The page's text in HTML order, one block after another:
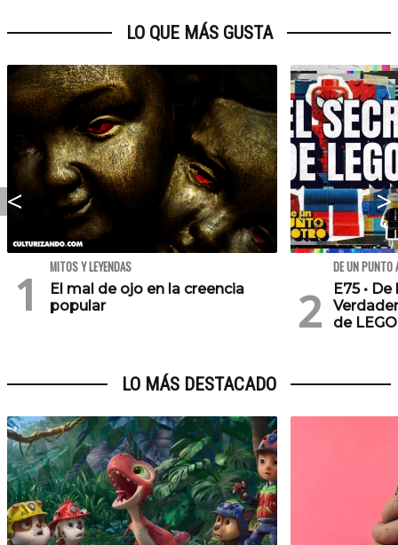
LO QUE MÁS GUSTA
MITOS Y LEYENDAS
El mal de ojo en la creencia
popular
DE UN PUNTO
E75 •
de
LO MÁS DESTACADO